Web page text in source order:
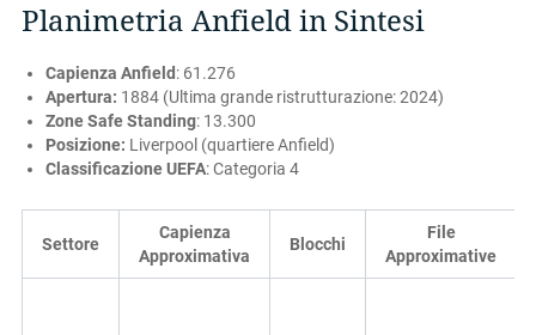
Planimetria Anfield in Sintesi
Capienza Anfield : 61.276
Apertura: 1884 (Ultima grande ristrutturazione: 2024)
Zone Safe Standing: 13.300
Posizione: Liverpool (quartiere Anfield)
Classificazione UEFA: Categoria 4
Settore
Capienza
Approximativa
Blocchi
File
Approximative